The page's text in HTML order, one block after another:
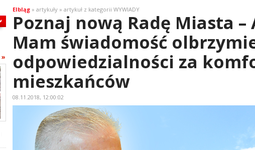
»
Elbląg» artykuły » artykuł z kategorii WYWIADY
Poznaj nową Radę Miasta –
Mam świadomość
odpowiedzialności za
mieszkańców
08.11.2018, 12:00:02